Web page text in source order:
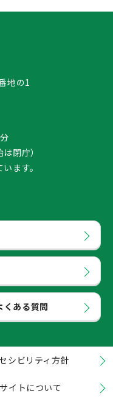
地の1
閉庁）
ます。
くある質問
シビリティ方針
イトについて